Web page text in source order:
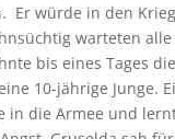
Er würde in den
warteten
bis eines Tages
10-jährige Junge.
in die Armee und